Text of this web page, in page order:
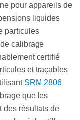
pour appareils de
liquides
particules
calibrage
certifié
et traçables
SRM 2806
que les
des résultats de